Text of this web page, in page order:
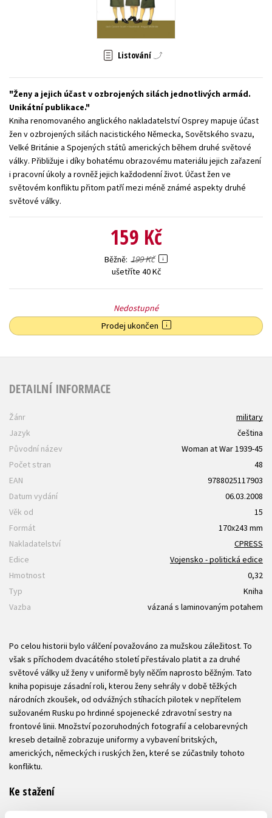
Zahraniční literatura
Listování
Ženy a jejich účast v ozbrojených silách jednotlivých armád.
Unikátní publikace.
Kniha renomovaného anglického nakladatelství Osprey mapuje účast
žen v ozbrojených silách nacistického Německa, Sovětského svazu,
Velké Británie a Spojených států amerických během druhé světové
války. Přibližuje i díky bohatému obrazovému materiálu jejich zařazení
i pracovní úkoly a rovněž jejich každodenní život. Účast žen ve
světovém konfliktu přitom patří mezi méně známé aspekty druhé
světové války.
159 Kč
Běžně 199 Kč
ušetříte 40 Kč
Nedostupné
Prodej ukončen
DETAILNÍ INFORMACE
Žánr
military
Jazyk
čeština
Původní název
Woman at War 1939-45
Počet stran
48
EAN
9788025117903
Datum vydání
06.03.2008
Věk od
15
Formát
170x243 mm
Nakladatelství
CPRESS
Edice
Vojensko - politická edice
Hmotnost
0,32
Typ
Kniha
Vazba
vázaná s laminovaným potahem
Po celou historii bylo válčení považováno za mužskou záležitost. To
však s příchodem dvacátého století přestávalo platit a za druhé
světové války už ženy v uniformě byly něčím naprosto běžným. Tato
kniha popisuje zásadní roli, kterou ženy sehrály v době těžkých
národních zkoušek, od odvážných stíhacích pilotek v nepřítelem
sužovaném Rusku po hrdinné spojenecké zdravotní sestry na
frontové linii. Množství pozoruhodných fotografií a celobarevných
kreseb detailně zobrazuje uniformy a vybavení britských,
amerických, německých i ruských žen, které se zúčastnily tohoto
konfliktu.
Ke stažení